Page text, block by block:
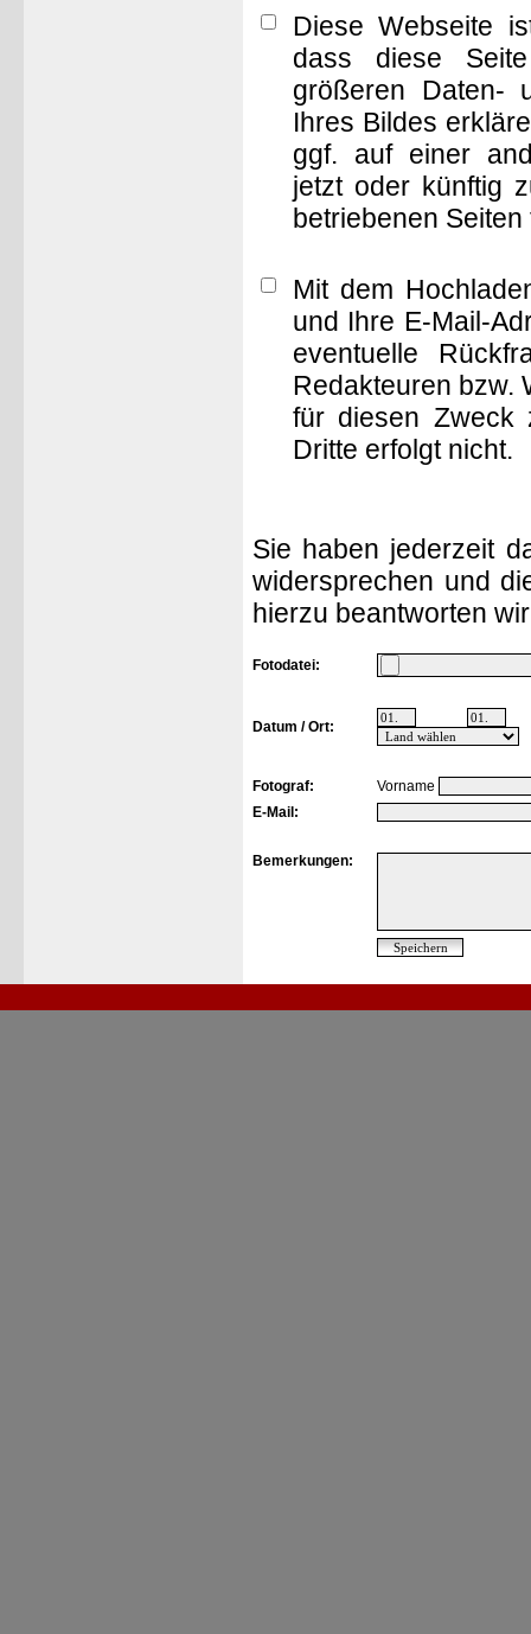
Diese Webseite
dass diese
größeren Daten-
Ihres Bildes
ggf. auf einer
jetzt oder künftig
betriebenen
Mit dem
und Ihre E-Mail-
eventuelle
Redakteuren bzw.
für diesen Zweck
Dritte erfolgt nicht.
Sie haben jederzeit
widersprechen und
hierzu beantworten
Fotodatei:
Datum / Ort:
Fotograf:
Vorname
E-Mail:
Bemerkungen: